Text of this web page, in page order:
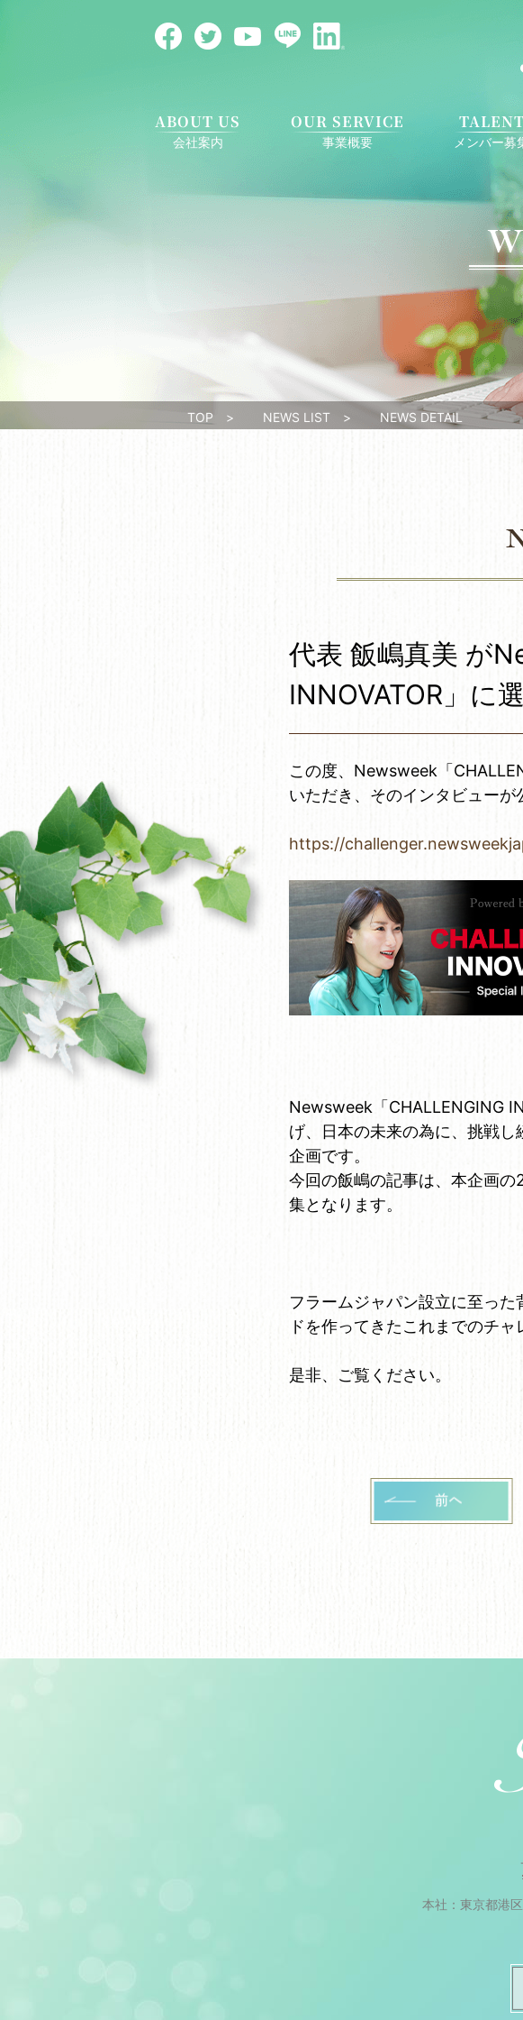
ABOUT US
会社案内
OUR SERVICE
事業概要
TALENT
メンバー募
TOP > NEWS LIST > NEWS DETAIL
代表 飯嶋真美 が
INNOVATOR」に
この度、Newsweek「
いただき、そのインタビューが
https://
Newsweek「CHALLENGING
げ、日本の未来の為に、挑戦
企画です。
今回の飯嶋の記事は、本企画
集となります。
フラームジャパン設立に至っ
ドを作ってきたこれまでのチ
是非、ご覧ください。
本社：東京都港